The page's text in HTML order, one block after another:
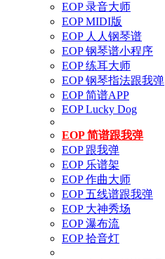
EOP 录音大师
EOP MIDI版
EOP 人人钢琴谱
EOP 钢琴谱小程序
EOP 练耳大师
EOP 钢琴指法跟我弹
EOP 简谱APP
EOP Lucky Dog
EOP 简谱跟我弹
EOP 跟我弹
EOP 乐谱架
EOP 作曲大师
EOP 五线谱跟我弹
EOP 大神秀场
EOP 瀑布流
EOP 拾音灯